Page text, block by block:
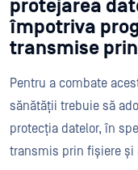
protejarea
împotriva
transmise
Pentru a combate
sănătății trebuie să
protecția datelor, în
transmis prin fișiere și